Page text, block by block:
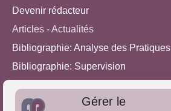
Gérer le
Devenir rédacteur
Articles - Actualités
Bibliographie: Analyse des Pratiques
Bibliographie: Supervision
Approches de l'Analyse des pratiques